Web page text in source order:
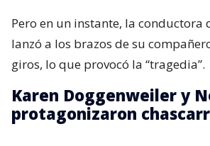
Pero en un instante, la conductora
lanzó a los brazos de su
giros, lo que provocó la “tragedia”.
Karen Doggenweiler y
protagonizaron